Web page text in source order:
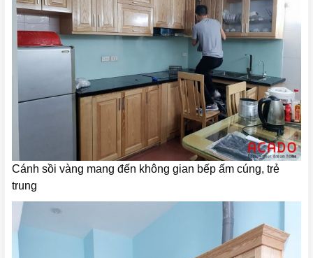
Cánh sồi vàng mang đến không gian bếp ấm cúng, trẻ
trung